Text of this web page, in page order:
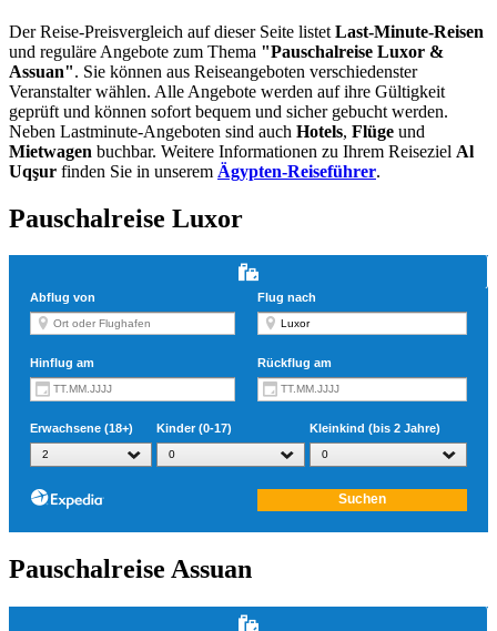
Der Reise-Preisvergleich auf dieser Seite listet Last-Minute-Reisen
und reguläre Angebote zum Thema "Pauschalreise Luxor &
Assuan". Sie können aus Reiseangeboten verschiedenster
Veranstalter wählen. Alle Angebote werden auf ihre Gültigkeit
geprüft und können sofort bequem und sicher gebucht werden.
Neben Lastminute-Angeboten sind auch Hotels, Flüge und
Mietwagen buchbar. Weitere Informationen zu Ihrem Reiseziel Al
Uqşur finden Sie in unserem Ägypten-Reiseführer.
Pauschalreise Luxor
Pauschalreise Assuan